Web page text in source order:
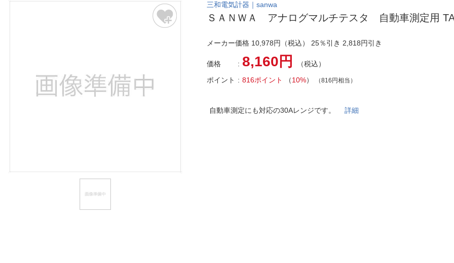
ご利用ガイド
よくある質問・お問合せ
ご利用規約
三和電気計器｜sanwa
ＳＡＮＷＡ アナログマルチテスタ 自動車測定用
メーカー価格 10,978円（税込） 25％引き 2,818円引き
価格 8,160円
（税込）
ポイント
816ポイント （10%） （816円相当）
自動車測定にも対応の30Aレンジです。詳細